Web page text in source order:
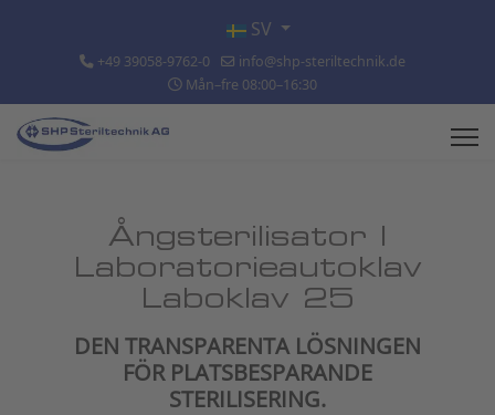
Välj ditt språk
SV
+49 39058-9762-0
info@shp-steriltechnik.de
Mån–fre 08:00–16:30
Ångsterilisator |
Laboratorieautoklav
Laboklav 25
DEN TRANSPARENTA LÖSNINGEN
FÖR PLATSBESPARANDE
STERILISERING.